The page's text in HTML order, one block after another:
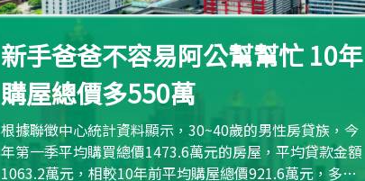
新手爸爸不容易阿公幫幫忙 10年
購屋總價多550萬
根據聯徵中心統計資料顯示，30~40歲的男性房貸族，今
年第一季平均購買總價1473.6萬元的房屋，平均貸款金額
1063.2萬元，相較10年前平均購屋總價921.6萬元，多出